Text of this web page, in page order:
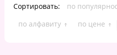
Сортировать: по
по алфавиту
по цене